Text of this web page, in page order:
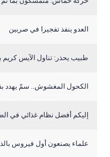
العدو ينفذ تفجيرا في صربين
طبيب يحذر: تناول الآيس
الكحول المغشوش.. سمّ يهدد
إليكم أفضل نظام غذائي في
علماء يصنعون أول فيروس